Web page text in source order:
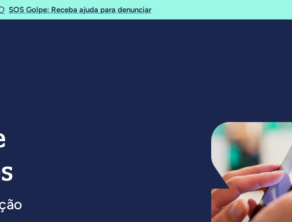
SOS Golpe: Receba ajuda para denunciar